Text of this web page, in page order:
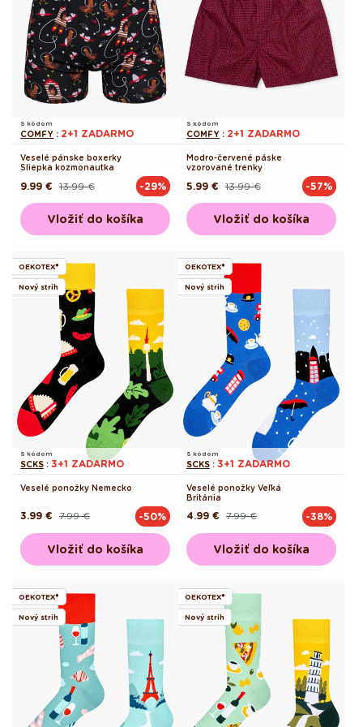
S kódom
COMFY : 2+1 ZADARMO
Veselé pánske boxerky
Sliepka kozmonautka
Pôvodná13.99 €
Akciová
9.99 € -29%
Vložiť do košíka
S kódom
COMFY : 2+1 ZADARMO
Modro-červené páske
vzorované trenky
Pôvodná13.99 €
Akciová
5.99 € -57%
Vložiť do košíka
OEKOTEX®
Nový strih
S kódom
SCKS : 3+1 ZADARMO
Veselé ponožky Nemecko
Pôvodná7.99 €
Akciová
3.99 € -50%
Vložiť do košíka
OEKOTEX®
Nový strih
S kódom
SCKS : 3+1 ZADARMO
Veselé ponožky Veľká
Británia
Pôvodná7.99 €
Akciová
4.99 € -38%
Vložiť do košíka
OEKOTEX®
Nový strih
OEKOTEX®
Nový strih